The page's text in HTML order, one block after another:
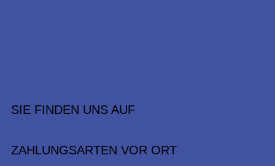
SIE FINDEN UNS AUF
ZAHLUNGSARTEN VOR ORT